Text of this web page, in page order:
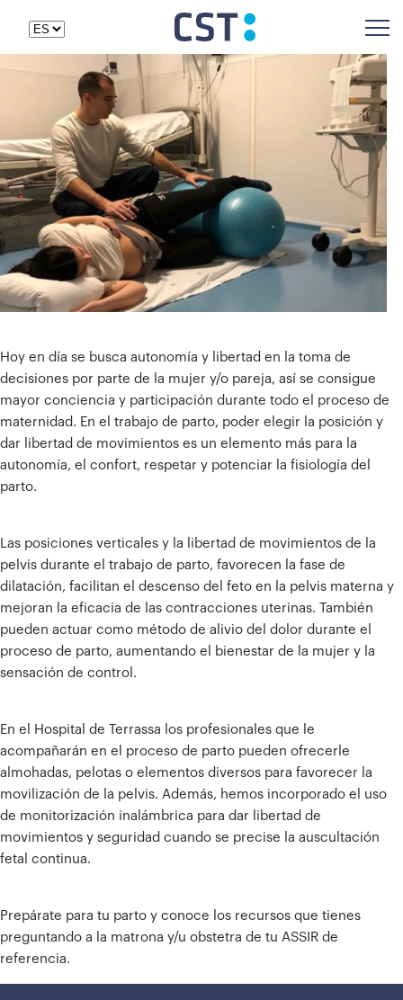
Hoy en día se busca autonomía y libertad en la toma de
decisiones por parte de la mujer y/o pareja, así se consigue
mayor conciencia y participación durante todo el proceso de
maternidad. En el trabajo de parto, poder elegir la posición y
dar libertad de movimientos es un elemento más para la
autonomía, el confort, respetar y potenciar la fisiología del
parto.
Las posiciones verticales y la libertad de movimientos de la
pelvis durante el trabajo de parto, favorecen la fase de
dilatación, facilitan el descenso del feto en la pelvis materna y
mejoran la eficacia de las contracciones uterinas. También
pueden actuar como método de alivio del dolor durante el
proceso de parto, aumentando el bienestar de la mujer y la
sensación de control.
En el Hospital de Terrassa los profesionales que le
acompañarán en el proceso de parto pueden ofrecerle
almohadas, pelotas o elementos diversos para favorecer la
movilización de la pelvis. Además, hemos incorporado el uso
de monitorización inalámbrica para dar libertad de
movimientos y seguridad cuando se precise la auscultación
fetal continua.
Prepárate para tu parto y conoce los recursos que tienes
preguntando a la matrona y/u obstetra de tu ASSIR de
referencia.